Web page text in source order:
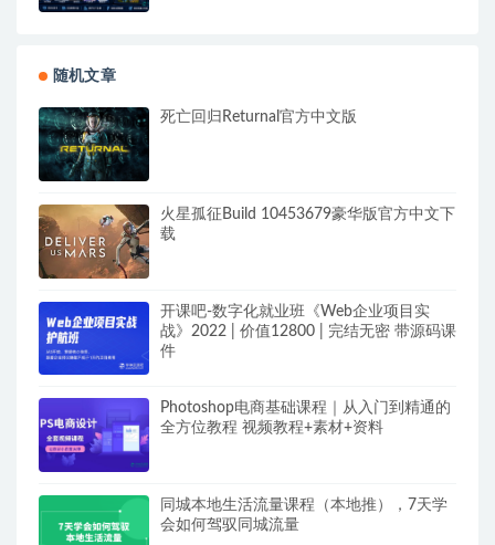
随机文章
死亡回归Returnal官方中文版
火星孤征Build 10453679豪华版官方中文下
载
开课吧-数字化就业班《Web企业项目实
战》2022 | 价值12800 | 完结无密 带源码课
件
Photoshop电商基础课程｜从入门到精通的
全方位教程 视频教程+素材+资料
同城本地生活流量课程（本地推），7天学
会如何驾驭同城流量